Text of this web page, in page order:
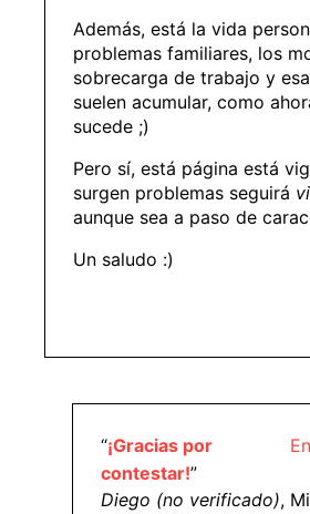
Además, está la vida
problemas familiares, los
sobrecarga de trabajo y
suelen acumular, como
sucede ;)
Pero sí, está página está
surgen problemas seguirá
aunque sea a paso de
Un saludo :)
“¡Gracias por
contestar!”
Diego (no verificado),